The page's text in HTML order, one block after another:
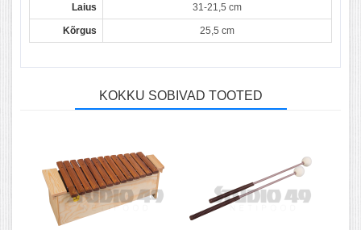
Laius 31-21,5 cm
Kõrgus 25,5 cm
KOKKU SOBIVAD TOOTED